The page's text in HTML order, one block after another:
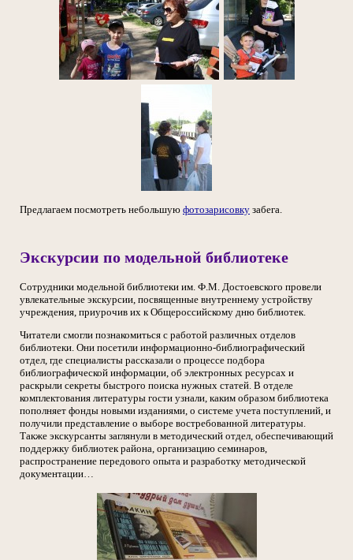
Предлагаем посмотреть небольшую фотозарисовку забега.
Экскурсии по модельной библиотеке
Сотрудники модельной библиотеки им. Ф.М. Достоевского провели
увлекательные экскурсии, посвященные внутреннему устройству
учреждения, приурочив их к Общероссийскому дню библиотек.
Читатели смогли познакомиться с работой различных отделов
библиотеки. Они посетили информационно-библиографический
отдел, где специалисты рассказали о процессе подбора
библиографической информации, об электронных ресурсах и
раскрыли секреты быстрого поиска нужных статей. В отделе
комплектования литературы гости узнали, каким образом библиотека
пополняет фонды новыми изданиями, о системе учета поступлений, и
получили представление о выборе востребованной литературы.
Также экскурсанты заглянули в методический отдел, обеспечивающий
поддержку библиотек района, организацию семинаров,
распространение передового опыта и разработку методической
документации…